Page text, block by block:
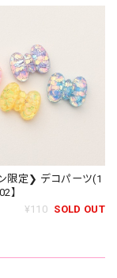
限定❯ デコパーツ(1
】
¥110 SOLD OUT